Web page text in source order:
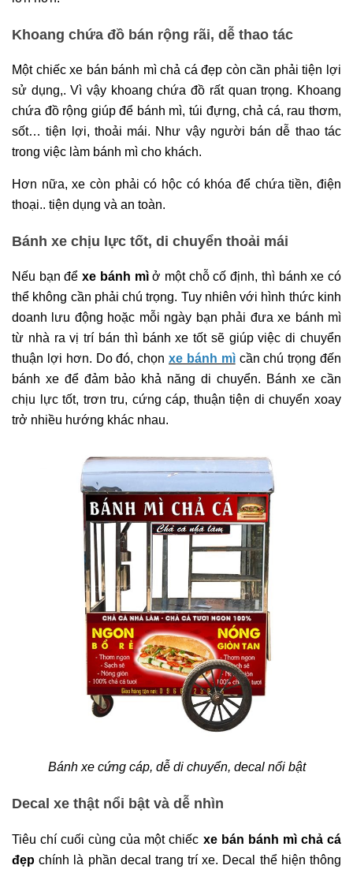
Khoang chứa đồ bán rộng rãi, dễ thao tác
Một chiếc xe bán bánh mì chả cá đẹp còn cần phải tiện lợi
sử dụng,. Vì vậy khoang chứa đồ rất quan trọng. Khoang
chứa đồ rộng giúp để bánh mì, túi đựng, chả cá, rau thơm,
sốt… tiện lợi, thoải mái. Như vậy người bán dễ thao tác
trong việc làm bánh mì cho khách.
Hơn nữa, xe còn phải có hộc có khóa để chứa tiền, điện
thoại.. tiện dụng và an toàn.
Bánh xe chịu lực tốt, di chuyển thoải mái
Nếu bạn để xe bánh mìở một chỗ cố định, thì bánh xe có
thể không cần phải chú trọng. Tuy nhiên với hình thức kinh
doanh lưu động hoặc mỗi ngày bạn phải đưa xe bánh mì
từ nhà ra vị trí bán thì bánh xe tốt sẽ giúp việc di chuyển
thuận lợi hơn. Do đó, chọn xe bánh mìcần chú trọng đến
bánh xe để đảm bảo khả năng di chuyển. Bánh xe cần
chịu lực tốt, trơn tru, cứng cáp, thuận tiện di chuyển xoay
trở nhiều hướng khác nhau.
Bánh xe cứng cáp, dễ di chuyển, decal nổi bật
Decal xe thật nổi bật và dễ nhìn
Tiêu chí cuối cùng của một chiếc xe bán bánh mì chả cá
đẹpchính là phần decal trang trí xe. Decal thể hiện thông